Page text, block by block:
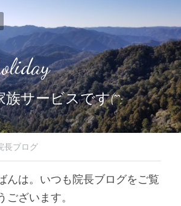
サービスです(^^;
長ブログ
んは。いつも院長ブログをご覧
ざいます。